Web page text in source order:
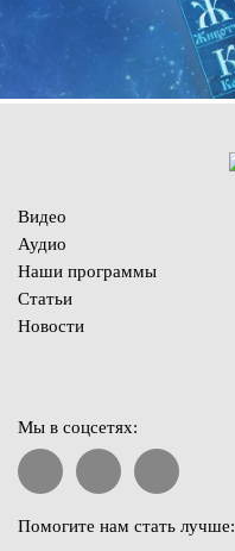
Видео
Аудио
Наши программы
Статьи
Новости
Мы в соцсетях:
Помогите нам стать лучше: